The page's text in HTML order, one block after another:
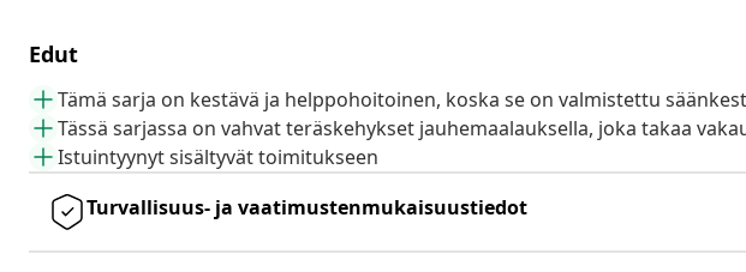
Edut
Tämä sarja on kestävä ja helppohoitoinen, koska se on valmistettu
Tässä sarjassa on vahvat teräskehykset jauhemaalauksella, joka takaa
Istuintyynyt sisältyvät toimitukseen
Turvallisuus- ja vaatimustenmukaisuustiedot